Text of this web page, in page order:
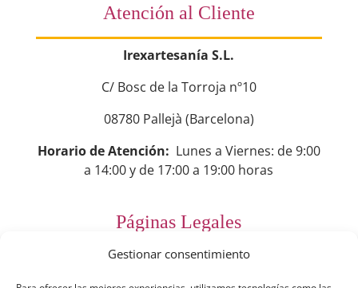
Gestionar consentimiento
Atención al Cliente
Irexartesanía S.L.
C/ Bosc de la Torroja nº10
08780 Pallejà (Barcelona)
Horario de Atención: Lunes a Viernes: de 9:00
a 14:00 y de 17:00 a 19:00 horas
Páginas Legales
Preguntas Frecuentes